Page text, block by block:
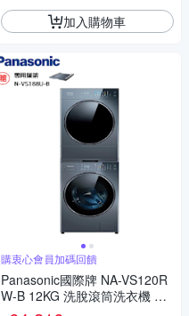
加入購物車
購衷心會員加碼回饋
Panasonic國際牌 NA-VS120R
W-B 12KG 洗脫滾筒洗衣機 銀
河藍+Panasonic NH-VS100HP